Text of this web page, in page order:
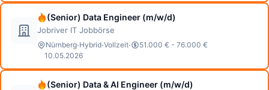
(Senior) Data Engineer (m/w/d)
Jobriver IT Jobbörse
Nürnberg·Hybrid·Vollzeit·
51.000 € - 76.000 €
10.05.2026
(Senior) Data & AI Engineer (m/w/d)